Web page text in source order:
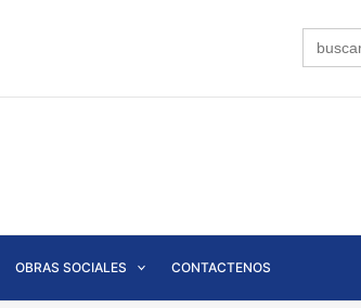
Buscar:
OBRAS SOCIALES CONTACTENOS